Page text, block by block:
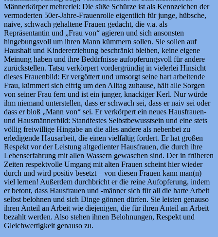
Männerkörper mehrerlei: Die süße Schürze ist als Kennzeichen der
vermoderten 50er-Jahre-Frauenrolle eigentlich für junge, hübsche,
naive, schwach gehaltene Frauen gedacht, die v.a. als
Repräsentantin und „Frau von“ agieren und sich ansonsten
hingebungsvoll um ihren Mann kümmern sollen. Sie sollen auf
Haushalt und Kindererziehung beschränkt bleiben, keine eigene
Meinung haben und ihre Bedürfnisse aufopferungsvoll für andere
zurückstellen. Tatsu verkörpert vordergründig in vielerlei Hinsicht
dieses Frauenbild: Er vergöttert und umsorgt seine hart arbeitende
Frau, kümmert sich eifrig um den Alltag zuhause, hält alle Sorgen
von seiner Frau fern und ist ein junger, knackiger Kerl. Nur würde
ihm niemand unterstellen, dass er schwach sei, dass er naiv sei oder
dass er bloß „Mann von“ sei. Er verkörpert ein neues Hausfrauen-
und Hausmännerbild: Standfestes Selbstbewusstsein und eine stets
völlig freiwillige Hingabe an die alles andere als nebenbei zu
erledigende Hausarbeit, die einen vielfältig fordert. Er hat großen
Respekt vor der Leistung altgedienter Hausfrauen, die durch ihre
Lebenserfahrung mit allen Wassern gewaschen sind. Der in früheren
Zeiten respektvolle Umgang mit alten Frauen scheint hier wieder
durch und wird positiv besetzt – von diesen Frauen kann man(n)
viel lernen! Außerdem durchbricht er die reine Aufopferung, indem
er betont, dass Hausfrauen und -männer sich für all die harte Arbeit
selbst belohnen und sich Dinge gönnen dürfen. Sie leisten genauso
ihren Anteil an Arbeit wie diejenigen, die für ihren Anteil an Arbeit
bezahlt werden. Also stehen ihnen Belohnungen, Respekt und
Gleichwertigkeit genauso zu.